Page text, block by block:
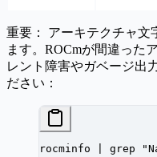
重要：
アーキテクチャ文
ます。ROCmが間違った
レント障害やガベージ出
ださい：
rocminfo grep